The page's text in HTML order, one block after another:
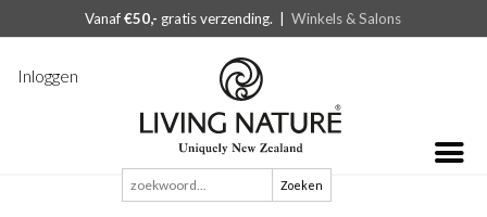
Vanaf€50,- gratis verzending. |Winkels & Salons
Inloggen
Zoeken
naar: